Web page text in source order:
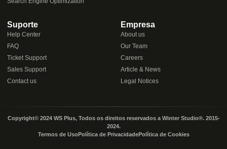
Suporte
Help Center
FAQ
Ticket Support
Sales Support
Contact us
Empresa
About us
Our Team
Careers
Article & News
Legal Notices
Copyright©️ 2024 WS Plus, Todos os direitos reservados a Winter Studio®️. 2015-
2024.
Termos de UsoPolítica de PrivacidadePolítica de Cookies